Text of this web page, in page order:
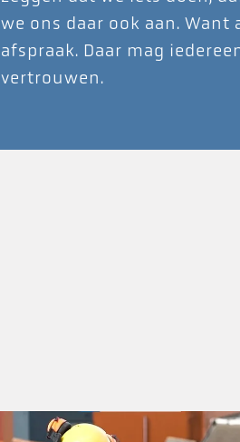
we ons daar ook aan. Want
afspraak. Daar mag
vertrouwen.